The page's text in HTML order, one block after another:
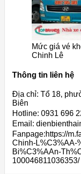
Mức giá vé
Chinh Lê
Thông tin liên hệ
Địa chỉ: Tổ 18,
Biên
Hotline: 0931 696
Email:
Fanpage:https://
Chinh-L%C3%AA-
Bi%C3%AAn-
100046811036353/